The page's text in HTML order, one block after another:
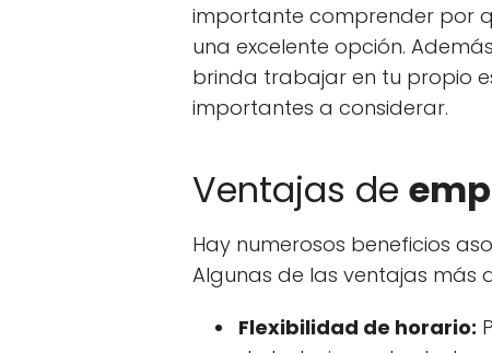
importante comprender por
una excelente opción.
brinda trabajar en tu propio
importantes a considerar.
Ventajas de
Hay numerosos beneficios
Algunas de las ventajas más
Flexibilidad de horario: